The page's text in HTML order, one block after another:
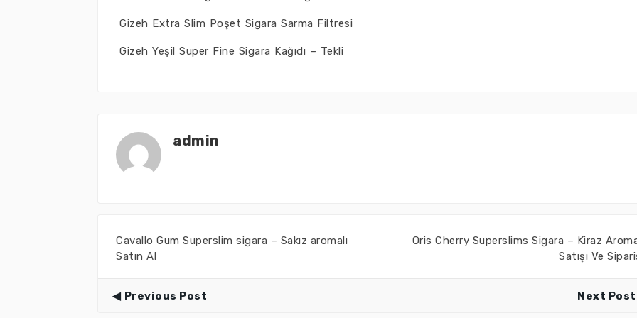
Gizeh Extra Slim Poşet Sigara Sarma Filtresi
Gizeh Yeşil Super Fine Sigara Kağıdı – Tekli
admin
Cavallo Gum Superslim sigara – Sakız aromalı
Satın Al
Oris Cherry Superslims Sigara – Kiraz
Satışı Ve
Previous Post Next Post